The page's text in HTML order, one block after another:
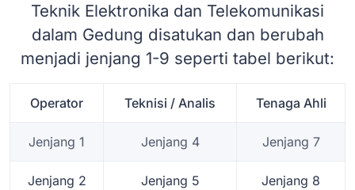
Teknik Elektronika dan Telekomunikasi
dalam Gedung disatukan dan berubah
menjadi jenjang 1-9 seperti tabel berikut:
Operator Teknisi / Analis Tenaga Ahli
Jenjang 1 Jenjang 4 Jenjang 7
Jenjang 2 Jenjang 5 Jenjang 8